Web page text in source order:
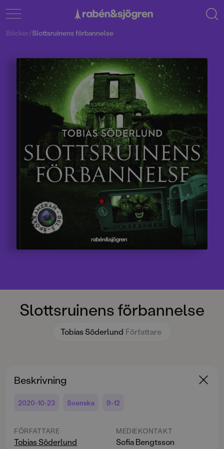
Slottsruinens förbannelse
Tobias Söderlund Författare
Böcker/Slottsruinens förbannelse
Beskrivning
2020-10-23 Svenska 9-12
FÖRFATTARE
Tobias Söderlund
MEDIEKONTAKT
Sofia Bengtsson